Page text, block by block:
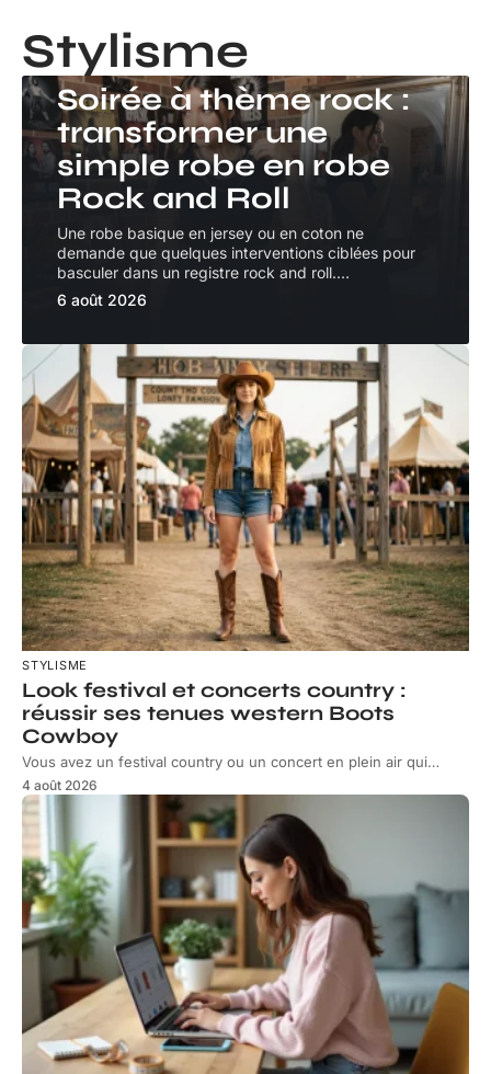
Stylisme
STYLISME
Soirée à thème rock :
transformer une
simple robe en robe
Rock and Roll
Une robe basique en jersey ou en coton ne
demande que quelques interventions ciblées pour
basculer dans un registre rock and roll.…
6 août 2026
STYLISME
Look festival et concerts country :
réussir ses tenues western Boots
Cowboy
Vous avez un festival country ou un concert en plein air qui…
4 août 2026